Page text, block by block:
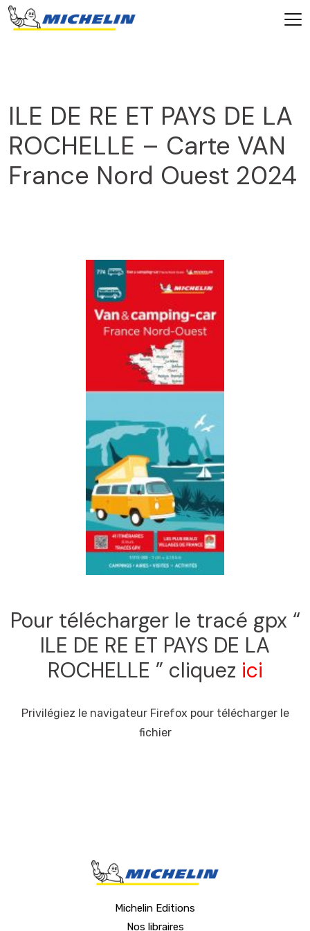
ILE DE RE ET PAYS DE LA
ROCHELLE – Carte VAN
France Nord Ouest 2024
Pour télécharger le tracé gpx “
ILE DE RE ET PAYS DE LA
ROCHELLE ” cliquez ici
Privilégiez le navigateur Firefox pour télécharger le
fichier
Michelin Editions
Nos libraires